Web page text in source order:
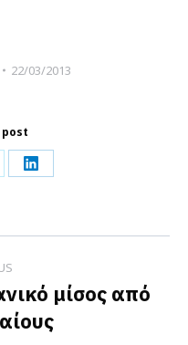
22/03/2013
post
Share
μίσος από